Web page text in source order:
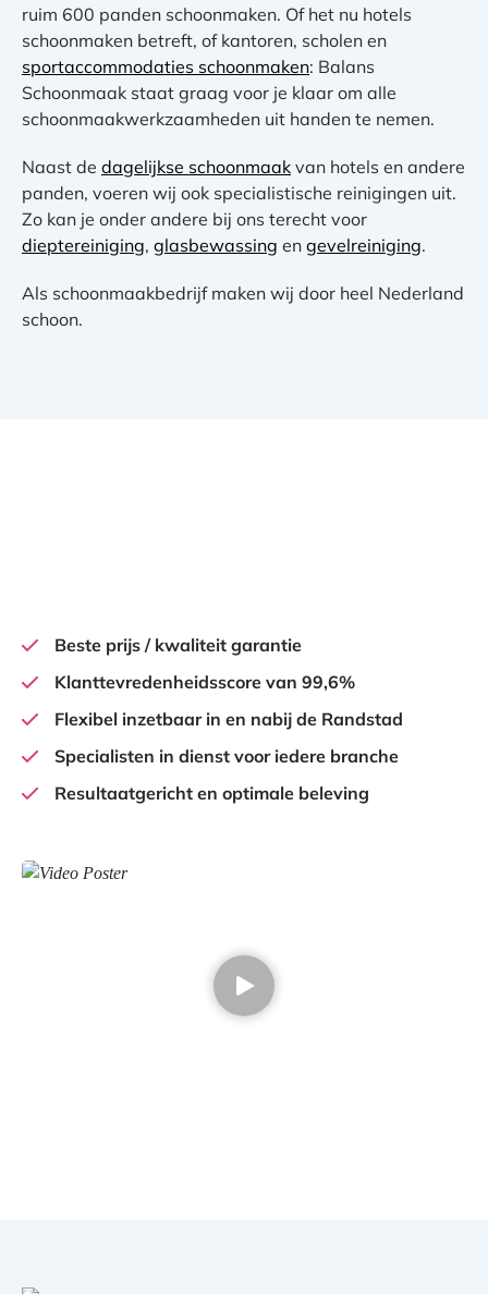
ruim 600 panden schoonmaken. Of het nu hotels
schoonmaken betreft, of kantoren, scholen en
sportaccommodaties schoonmaken: Balans
Schoonmaak staat graag voor je klaar om alle
schoonmaakwerkzaamheden uit handen te nemen.
Naast de dagelijkse schoonmaak van hotels en andere
panden, voeren wij ook specialistische reinigingen uit.
Zo kan je onder andere bij ons terecht voor
dieptereiniging, glasbewassing en gevelreiniging.
Als schoonmaakbedrijf maken wij door heel Nederland
schoon.
Beste prijs / kwaliteit garantie
Klanttevredenheidsscore van 99,6%
Flexibel inzetbaar in en nabij de Randstad
Specialisten in dienst voor iedere branche
Resultaatgericht en optimale beleving